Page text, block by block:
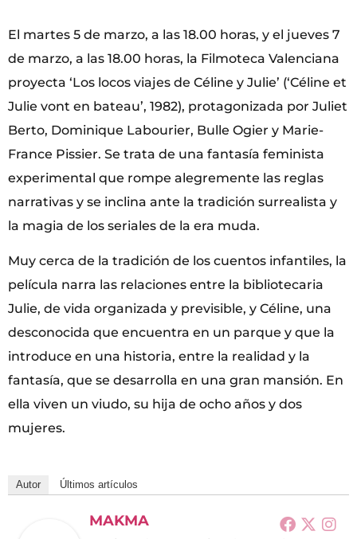
El martes 5 de marzo, a las 18.00 horas, y el jueves 7
de marzo, a las 18.00 horas, la Filmoteca Valenciana
proyecta ‘Los locos viajes de Céline y Julie’ (‘Céline et
Julie vont en bateau’, 1982), protagonizada por Juliet
Berto, Dominique Labourier, Bulle Ogier y Marie-
France Pissier. Se trata de una fantasía feminista
experimental que rompe alegremente las reglas
narrativas y se inclina ante la tradición surrealista y
la magia de los seriales de la era muda.
Muy cerca de la tradición de los cuentos infantiles, la
película narra las relaciones entre la bibliotecaria
Julie, de vida organizada y previsible, y Céline, una
desconocida que encuentra en un parque y que la
introduce en una historia, entre la realidad y la
fantasía, que se desarrolla en una gran mansión. En
ella viven un viudo, su hija de ocho años y dos
mujeres.
Autor Últimos artículos
MAKMA